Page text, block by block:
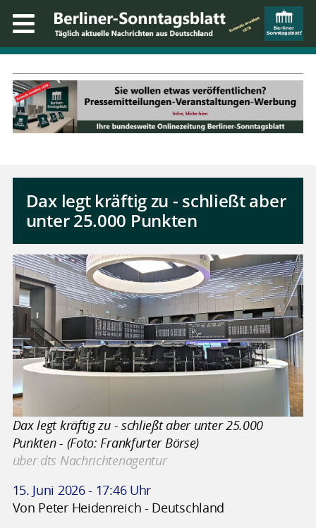
Dax legt kräftig zu - schließt aber
unter 25.000 Punkten
Dax legt kräftig zu - schließt aber unter 25.000
Punkten - (Foto: Frankfurter Börse)
über dts Nachrichtenagentur
15. Juni 2026 - 17:46 Uhr
Von Peter Heidenreich - Deutschland